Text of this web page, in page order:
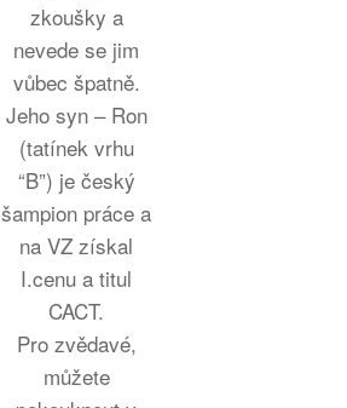
zkoušky a
nevede se jim
vůbec špatně.
Jeho syn – Ron
(tatínek vrhu
“B”) je český
šampion práce a
na VZ získal
I.cenu a titul
CACT.
Pro zvědavé,
můžete